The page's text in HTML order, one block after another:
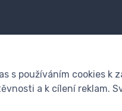
s používáním cookies k
a k cílení reklam.